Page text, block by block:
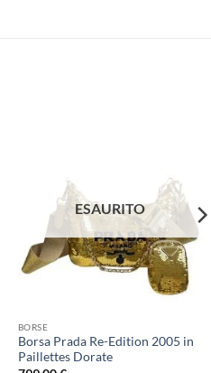
ESAURITO
BORSE
Borsa Prada Re-Edition 2005 in
Paillettes Dorate